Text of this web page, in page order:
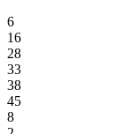
6
16
28
33
38
45
8